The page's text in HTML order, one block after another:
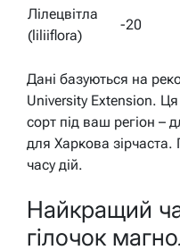
Лілецвітла
(liliiflora)
-20
Дані базуються на
University Extension.
сорт під ваш регіон –
для Харкова зірчаста.
часу дій.
Найкращий
гілочок